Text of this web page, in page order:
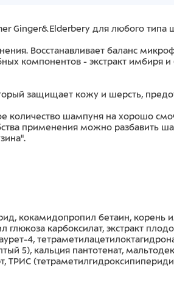
Ginger&Elderbery для любого
Восстанавливает баланс
компонентов - экстракт имбиря
защищает кожу и шерсть,
количество шампуня на хорошо
применения можно разбавить
кокамидопропил бетаин, корень
карбоксилат, экстракт
4,
5), кальция пантотенат,
ТРИС